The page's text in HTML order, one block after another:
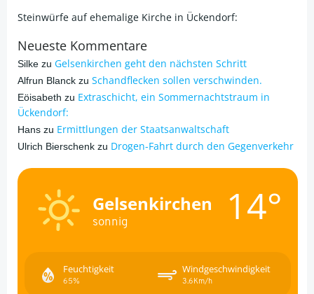
Steinwürfe auf ehemalige Kirche in Ückendorf:
Neueste Kommentare
Silke zu Gelsenkirchen geht den nächsten Schritt
Alfrun Blanck zu Schandflecken sollen verschwinden.
Eöisabeth zu Extraschicht, ein Sommernachtstraum in
Ückendorf:
Hans zu Ermittlungen der Staatsanwaltschaft
Ulrich Bierschenk zu Drogen-Fahrt durch den Gegenverkehr
Gelsenkirchen
sonnig 14°
Feuchtigkeit
65%
Windgeschwindigkeit
3.6Km/h